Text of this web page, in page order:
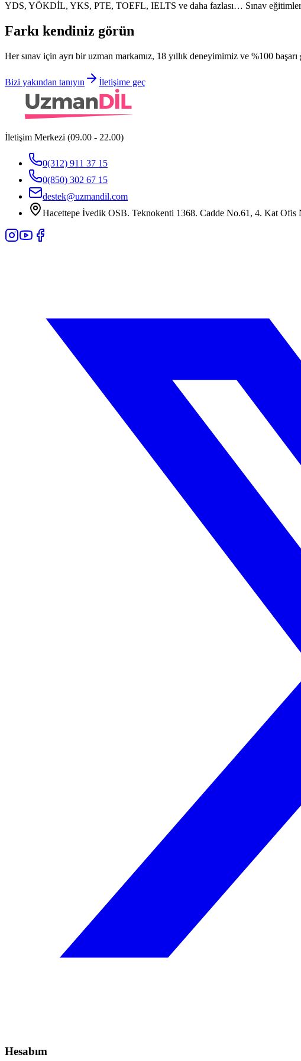
YDS, YÖKDİL, YKS, PTE, TOEFL, IELTS ve daha fazlası… Sınav
Farkı kendiniz görün
Her sınav için ayrı bir uzman markamız, 18 yıllık deneyimimiz ve %100
Bizi yakından tanıyın İletişime geç
İletişim Merkezi (09.00 - 22.00)
0(312) 911 37 15
0(850) 302 67 15
destek@uzmandil.com
Hacettepe İvedik OSB. Teknokenti 1368. Cadde No.61, 4. Kat
Hesabım